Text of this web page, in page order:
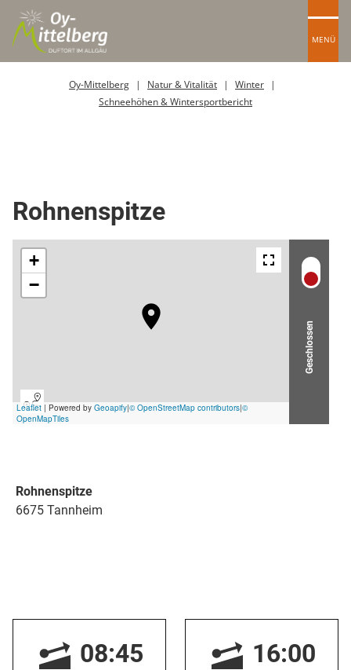
MENÜ
Oy-Mittelberg Natur & Vitalität
Winter
Schneehöhen & Wintersportbericht
Rohnenspitze
Geschlossen
Rohnenspitze
6675 Tannheim
08:45 16:00